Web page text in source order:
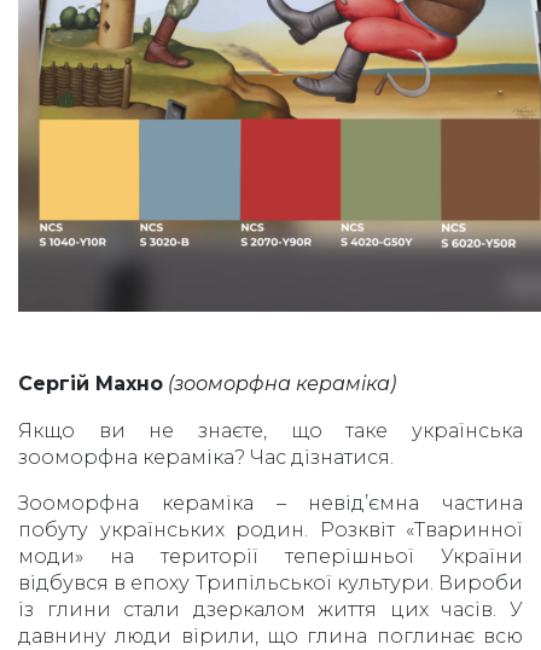
Сергій Махно (зооморфна кераміка)
Якщо ви не знаєте, що таке українська
зооморфна кераміка? Час дізнатися.
Зооморфна кераміка – невід’ємна частина
побуту українських родин. Розквіт «Тваринної
моди» на території теперішньої України
відбувся в епоху Трипільської культури. Вироби
із глини стали дзеркалом життя цих часів. У
давнину люди вірили, що глина поглинає всю